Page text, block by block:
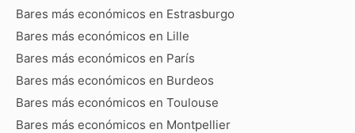
Bares más económicos en Estrasburgo
Bares más económicos en Lille
Bares más económicos en París
Bares más económicos en Burdeos
Bares más económicos en Toulouse
Bares más económicos en Montpellier